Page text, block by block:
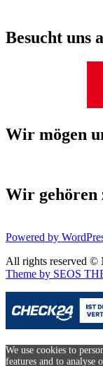
Besucht uns
Wir mögen
Wir gehören
Powered by
All rights reserved ©
Theme by SEOS
We use cookies to
features and to analyse